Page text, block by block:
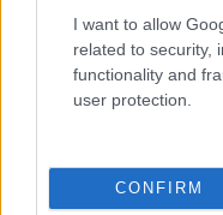
I want to allow
related to security,
functionality and
user protection.
CONFIRM